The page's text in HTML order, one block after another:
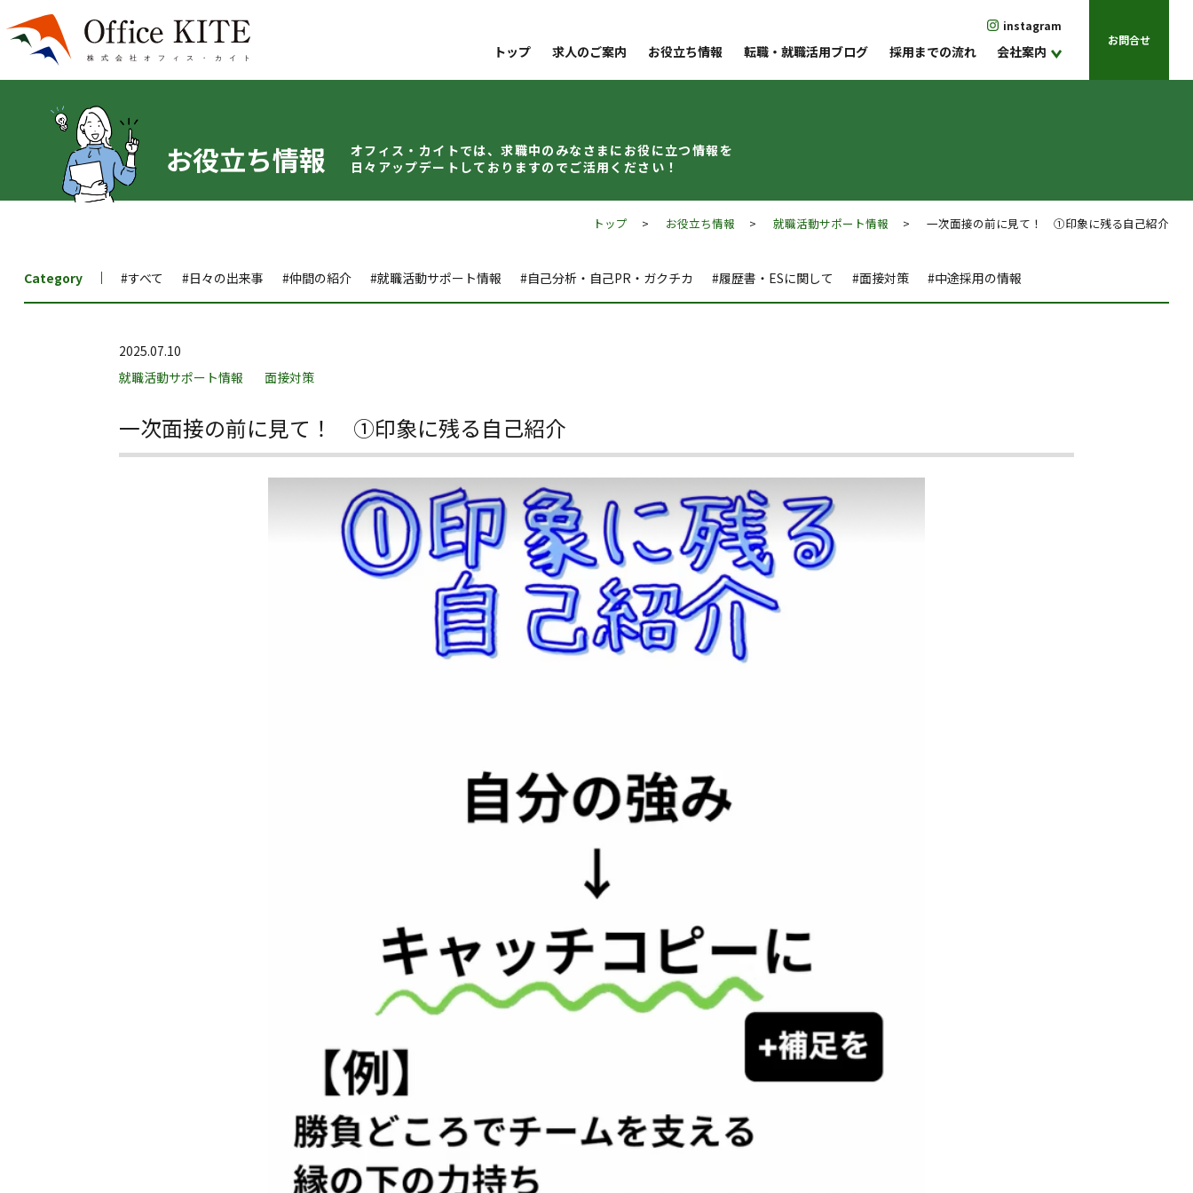
instagram
トップ 求人のご案内 お役立ち情報 転職・就職活用ブログ 採用までの流れ 会社案内
お問合せ
お役立ち情報 オフィス・カイトでは、求職中のみなさまに お役に立つ情報を
日々アップデート しておりますのでご活用ください！
トップ > お役立ち情報 >就職活動サポート情報 > 一次面接の前に見て！ ①印象に残る自己紹介
Category #すべて #日々の出来事 #仲間の紹介 #就職活動サポート情報 #自己分析・自己PR・ガクチカ #履歴書・ESに関して #面接対策 #中途採用の情報
2025.07.10
就職活動サポート情報
面接対策
一次面接の前に見て！ ①印象に残る自己紹介